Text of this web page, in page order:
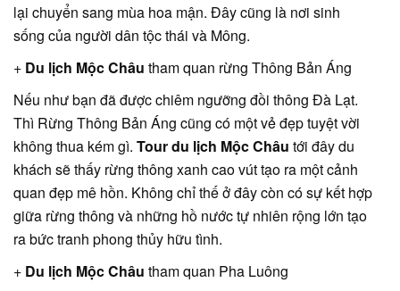
lại chuyển sang mùa hoa mận. Đây cũng là nơi sinh
sống của người dân tộc thái và Mông.
+ Du lịch Mộc Châu tham quan rừng Thông Bản Áng
Nếu như bạn đã được chiêm ngưỡng đồi thông Đà Lạt.
Thì Rừng Thông Bản Áng cũng có một vẻ đẹp tuyệt vời
không thua kém gì. Tour du lịch Mộc Châu tới đây du
khách sẽ thấy rừng thông xanh cao vút tạo ra một cảnh
quan đẹp mê hồn. Không chỉ thế ở đây còn có sự kết hợp
giữa rừng thông và những hồ nước tự nhiên rộng lớn tạo
ra bức tranh phong thủy hữu tình.
+ Du lịch Mộc Châu tham quan Pha Luông